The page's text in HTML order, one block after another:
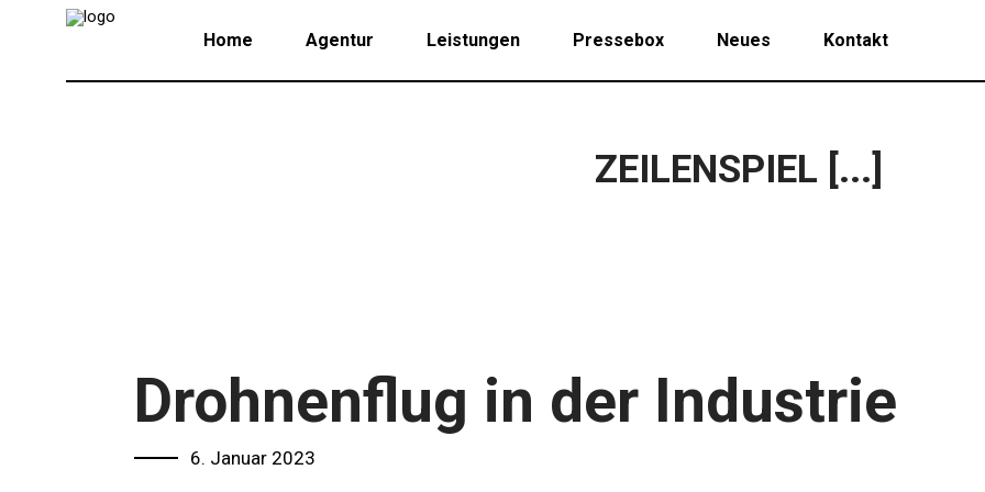
Home Agentur Leistungen Pressebox Neues Kontakt
ZEILENSPIEL [...]
Drohnenflug in der Industrie
6. Januar 2023